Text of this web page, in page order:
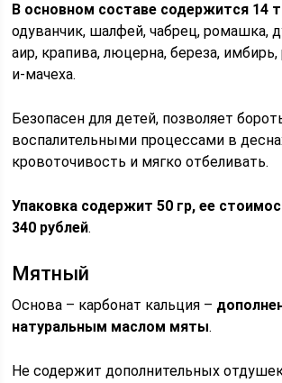
В основном составе содержится 14
одуванчик, шалфей, чабрец, ромашка,
аир, крапива, люцерна, береза,
и-мачеха.
Безопасен для детей, позволяет
воспалительными процессами в
кровоточивость и мягко отбеливать.
Упаковка содержит 50 гр, ее
340 рублей.
Мятный
Основа – карбонат кальция –
натуральным маслом мяты.
Не содержит дополнительных